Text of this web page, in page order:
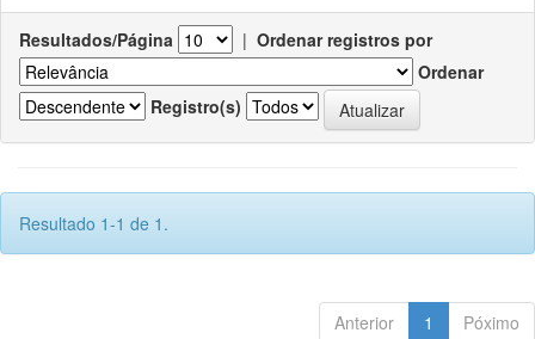
Resultados/Página | Ordenar registros por
Ordenar
Registro(s)
Resultado 1-1 de 1.
Anterior 1 Póximo